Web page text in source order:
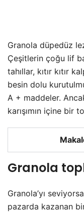
Granola düpedüz
Çeşitlerin çoğu lif
tahıllar, kıtır kıtır
besin dolu
A + maddeler.
karışımın içine bir
Granola
Granola’yı
pazarda kazanan